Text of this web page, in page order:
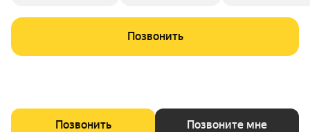
Позвонить
Позвонить Позвоните мне